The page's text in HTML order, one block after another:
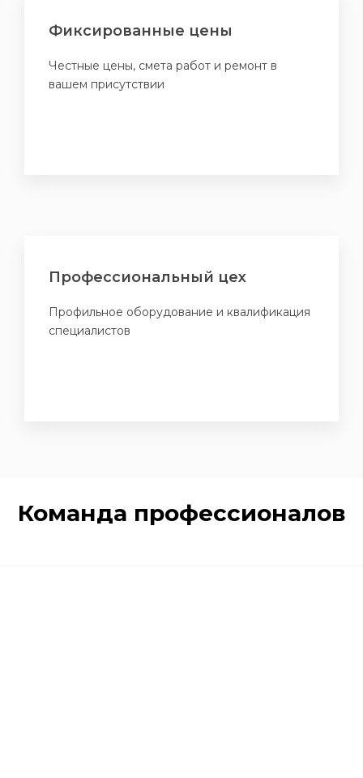
Фиксированные цены
Честные цены, смета работ и ремонт в
вашем присутствии
Профессиональный цех
Профильное оборудование и квалификация
специалистов
Команда профессионалов